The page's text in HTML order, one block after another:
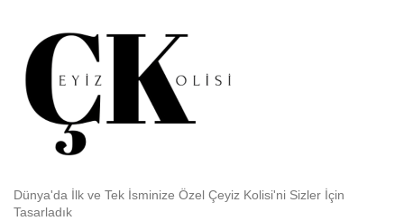
Dünya'da İlk ve Tek İsminize Özel Çeyiz Kolisi'ni Sizler İçin
Tasarladık